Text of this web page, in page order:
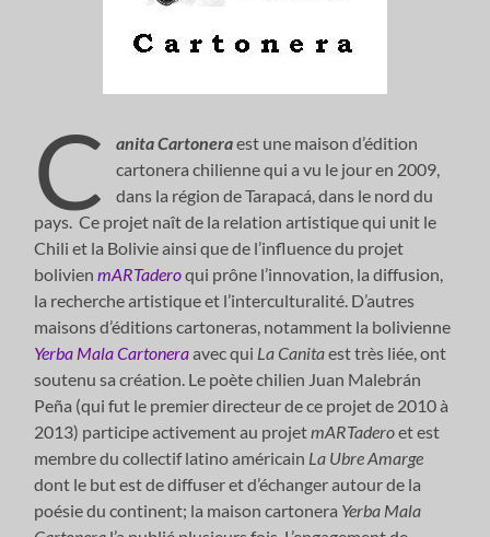
C anita Cartoneraest une maison d’édition
cartonera chilienne qui a vu le jour en 2009,
dans la région de Tarapacá, dans le nord du
pays. Ce projet naît de la relation artistique qui unit le
Chili et la Bolivie ainsi que de l’influence du projet
bolivienmARTaderoqui prône l’innovation, la diffusion,
la recherche artistique et l’interculturalité. D’autres
maisons d’éditions cartoneras, notamment la bolivienne
Yerba Mala Cartoneraavec qui La Canitaest très liée, ont
soutenu sa création. Le poète chilien Juan Malebrán
Peña (qui fut le premier directeur de ce projet de 2010 à
2013) participe activement au projet mARTaderoet est
membre du collectif latino américain La Ubre Amarge
dont le but est de diffuser et d’échanger autour de la
poésie du continent; la maison cartonera Yerba Mala